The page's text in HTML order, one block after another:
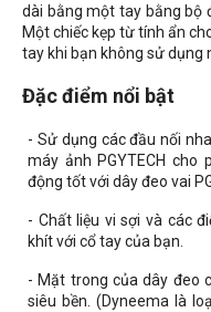
dài bằng một tay bằng bộ
Một chiếc kẹp từ tính ẩn
tay khi bạn không sử dụng
Đặc điểm nổi bật
- Sử dụng các đầu nối
máy ảnh PGYTECH
động tốt với dây đeo vai
- Chất liệu vi sợi và các
khít với cổ tay của bạn.
- Mặt trong của dây đeo
siêu bền. (Dyneema là